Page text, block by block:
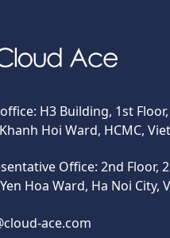
H3 Building, 1st
Hoi Ward, HCMC,
Office: 2nd Floor,
Hoa Ward, Ha Noi City,
ace.com